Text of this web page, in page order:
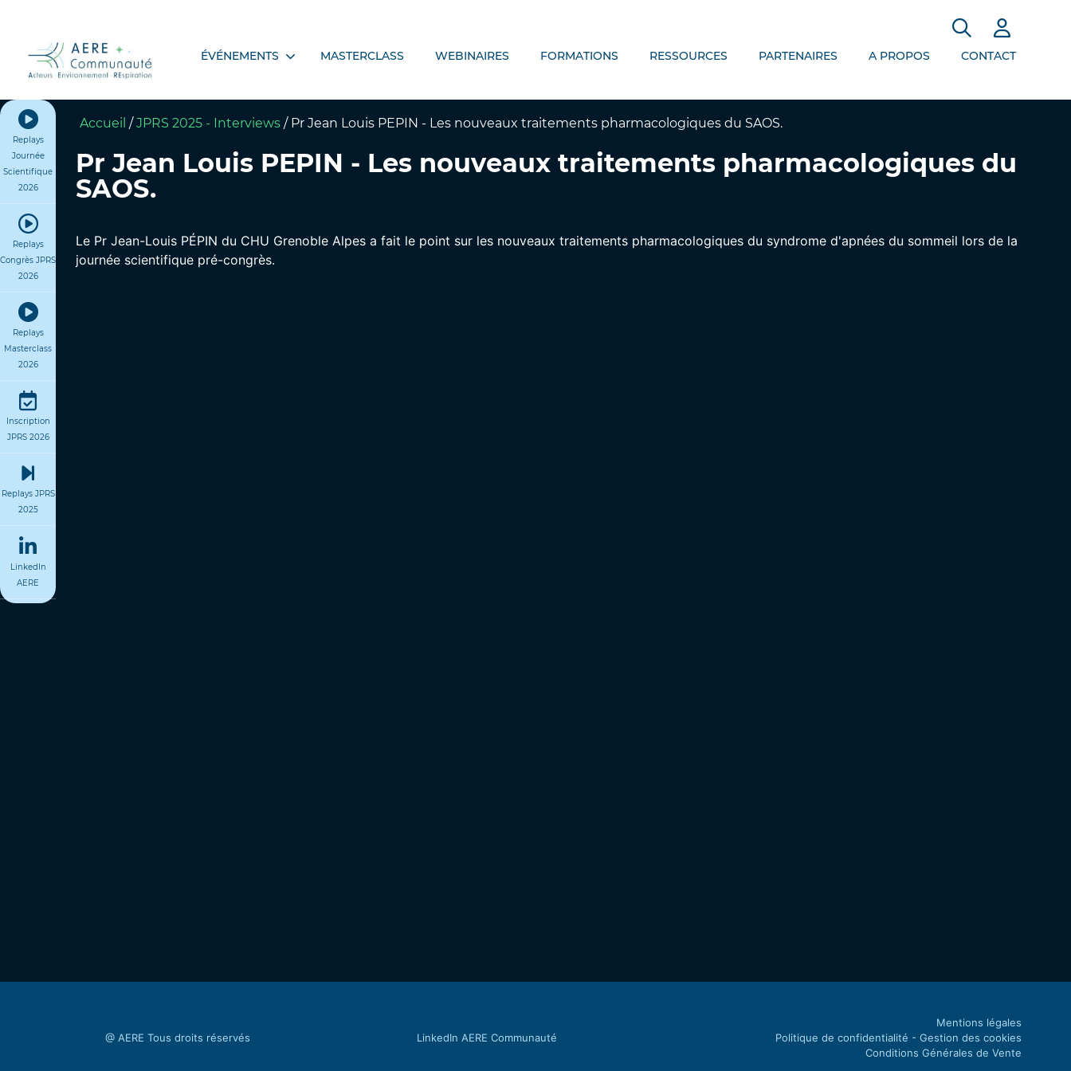
ÉVÉNEMENTS MASTERCLASS WEBINAIRES FORMATIONS RESSOURCES PARTENAIRES A PROPOS CONTACT
Accueil /JPRS 2025 - Interviews / Pr Jean Louis PEPIN - Les nouveaux traitements pharmacologiques du SAOS.
Pr Jean Louis PEPIN - Les nouveaux traitements pharmacologiques du
SAOS.
Le Pr Jean-Louis PÉPIN du CHU Grenoble Alpes a fait le point sur les nouveaux traitements pharmacologiques du syndrome d'apnées du sommeil lors de la
journée scientifique pré-congrès.
@ AERE Tous droits réservés LinkedIn AERE Communauté
Mentions légales
Politique de confidentialité - Gestion des cookies
Conditions Générales de Vente
Replays
Journée
Scientifique
2026
Replays
Congrès JPRS
2026
Replays
Masterclass
2026
Inscription
JPRS 2026
Replays JPRS
2025
LinkedIn
AERE